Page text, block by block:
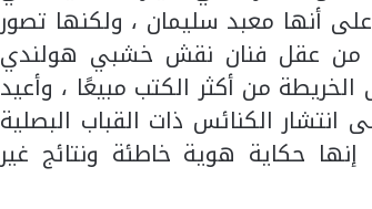
على أنها معبد سليمان ، ولكنها تصور
من عقل فنان نقش خشبي هولندي
من أكثر الكتب مبيعًا ، وأعيد
انتشار الكنائس ذات القباب البصلية
حكاية هوية خاطئة ونتائج غير